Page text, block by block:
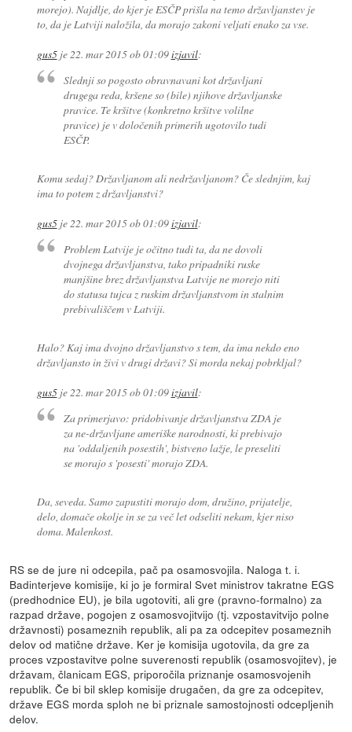
morejo). Najdlje, do kjer je ESČP prišla na temo državljanstev je
to, da je Latviji naložila, da morajo zakoni veljati enako za vse.
gus5je22. mar 2015 ob 01:09izjavil:
Slednji so pogosto obravnavani kot državljani
drugega reda, kršene so (bile) njihove državljanske
pravice. Te kršitve (konkretno kršitve volilne
pravice) je v določenih primerih ugotovilo tudi
ESČP.
Komu sedaj? Državljanom ali nedržavljanom? Če slednjim, kaj
ima to potem z državljanstvi?
gus5je22. mar 2015 ob 01:09izjavil:
Problem Latvije je očitno tudi ta, da ne dovoli
dvojnega državljanstva, tako pripadniki ruske
manjšine brez državljanstva Latvije ne morejo niti
do statusa tujca z ruskim državljanstvom in stalnim
prebivališčem v Latviji.
Halo? Kaj ima dvojno državljanstvo s tem, da ima nekdo eno
državljansto in živi v drugi državi? Si morda nekaj pobrkljal?
gus5je22. mar 2015 ob 01:09izjavil:
Za primerjavo: pridobivanje državljanstva ZDA je
za ne-državljane ameriške narodnosti, ki prebivajo
na 'oddaljenih posestih', bistveno lažje, le preseliti
se morajo s 'posesti' morajo ZDA.
Da, seveda. Samo zapustiti morajo dom, družino, prijatelje,
delo, domače okolje in se za več let odseliti nekam, kjer niso
doma. Malenkost.
RS se de jure ni odcepila, pač pa osamosvojila. Naloga t. i.
Badinterjeve komisije, ki jo je formiral Svet ministrov takratne EGS
(predhodnice EU), je bila ugotoviti, ali gre (pravno-formalno) za
razpad države, pogojen z osamosvojitvijo (tj. vzpostavitvijo polne
državnosti) posameznih republik, ali pa za odcepitev posameznih
delov od matične države. Ker je komisija ugotovila, da gre za
proces vzpostavitve polne suverenosti republik (osamosvojitev), je
državam, članicam EGS, priporočila priznanje osamosvojenih
republik. Če bi bil sklep komisije drugačen, da gre za odcepitev,
države EGS morda sploh ne bi priznale samostojnosti odcepljenih
delov.